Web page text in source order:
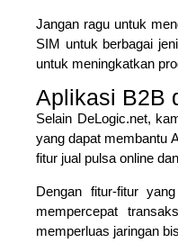
Jangan ragu untuk
SIM untuk berbagai
untuk meningkatkan
Aplikasi B2B
Selain DeLogic.net,
yang dapat membantu
fitur jual pulsa online
Dengan fitur-fitur
mempercepat
memperluas jaringan